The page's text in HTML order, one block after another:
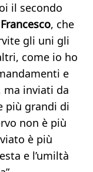
il secondo
Francesco, che
gli uni gli
come io ho
e
ma inviati da
più grandi di
non è più
è più
e l’umiltà